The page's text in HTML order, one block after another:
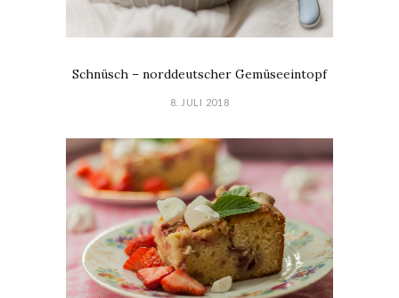
Schnüsch – norddeutscher Gemüseeintopf
8. JULI 2018